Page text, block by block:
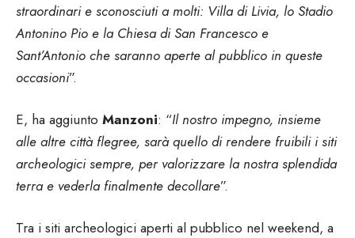
straordinari e sconosciuti a molti: Villa di Livia, lo Stadio
Antonino Pio e la Chiesa di San Francesco e
Sant’Antonio che saranno aperte al pubblico in queste
occasioni”.
E, ha aggiunto Manzoni: “Il nostro impegno, insieme
alle altre città flegree, sarà quello di rendere fruibili i siti
archeologici sempre, per valorizzare la nostra splendida
terra e vederla finalmente decollare”.
Tra i siti archeologici aperti al pubblico nel weekend, a